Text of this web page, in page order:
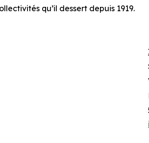
qu’il dessert depuis 1919.